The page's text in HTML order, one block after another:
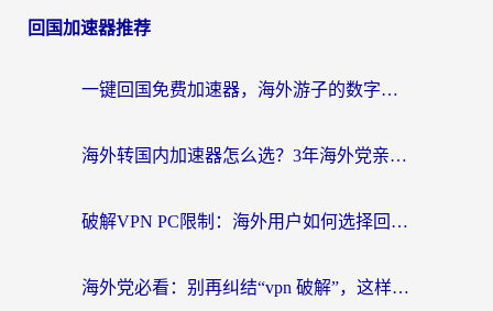
回国加速器推荐
一键回国免费加速器，海外游子的数字归乡路
海外转国内加速器怎么选？3年海外党亲测指南，无缝刷剧玩游戏不再难
破解VPN PC限制：海外用户如何选择回国加速器实现无缝访问国内资源
海外党必看：别再纠结“vpn 破解”，这样选回国加速器才能真正无缝访问国内资源